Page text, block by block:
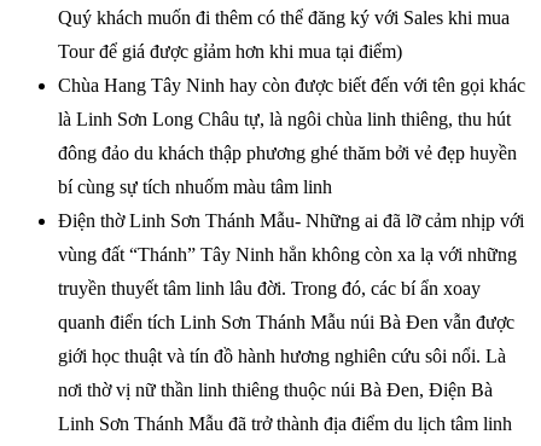
Quý khách muốn đi thêm có thể đăng ký với Sales khi mua
Tour để giá được gỉảm hơn khi mua tại điểm)
Chùa Hang Tây Ninh hay còn được biết đến với tên gọi khác
là Linh Sơn Long Châu tự, là ngôi chùa linh thiêng, thu hút
đông đảo du khách thập phương ghé thăm bởi vẻ đẹp huyền
bí cùng sự tích nhuốm màu tâm linh
Điện thờ Linh Sơn Thánh Mẫu- Những ai đã lỡ cảm nhịp với
vùng đất “Thánh” Tây Ninh hẳn không còn xa lạ với những
truyền thuyết tâm linh lâu đời. Trong đó, các bí ẩn xoay
quanh điển tích Linh Sơn Thánh Mẫu núi Bà Đen vẫn được
giới học thuật và tín đồ hành hương nghiên cứu sôi nổi. Là
nơi thờ vị nữ thần linh thiêng thuộc núi Bà Đen, Điện Bà
Linh Sơn Thánh Mẫu đã trở thành địa điểm du lịch tâm linh